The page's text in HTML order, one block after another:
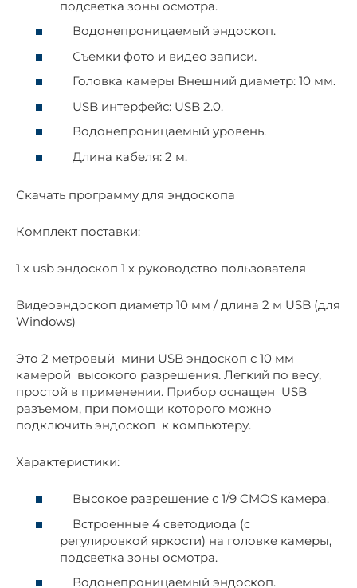
подсветка зоны осмотра.
Водонепроницаемый эндоскоп.
Съемки фото и видео записи.
Головка камеры Внешний диаметр: 10 мм.
USB интерфейс: USB 2.0.
Водонепроницаемый уровень.
Длина кабеля: 2 м.
Скачать программу для эндоскопа
Комплект поставки:
1 х usb эндоскоп 1 х руководство пользователя
Видеоэндоскоп диаметр 10 мм / длина 2 м USB (для
Windows)
Это 2 метровый мини USB эндоскоп с 10 мм
камерой высокого разрешения. Легкий по весу,
простой в применении. Прибор оснащен USB
разъемом, при помощи которого можно
подключить эндоскоп к компьютеру.
Характеристики:
Высокое разрешение с 1/9 CMOS камера.
Встроенные 4 светодиода (с
регулировкой яркости) на головке камеры,
подсветка зоны осмотра.
Водонепроницаемый эндоскоп.